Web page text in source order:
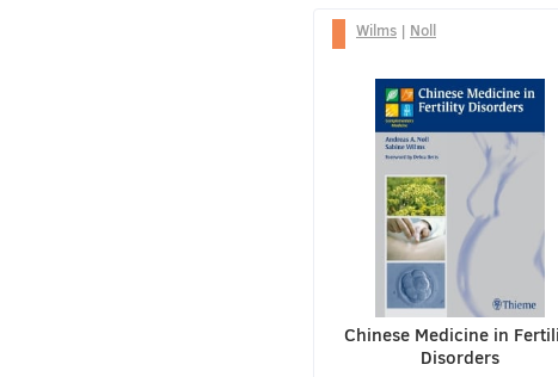
Wilms | Noll
Chinese Medicine in
Disorders